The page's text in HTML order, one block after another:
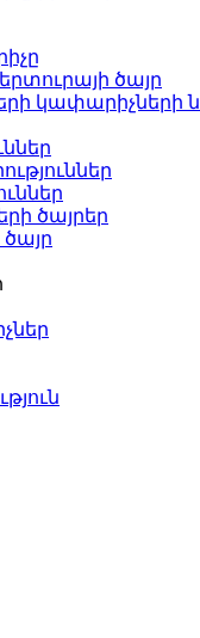
ծայր
կափարիչների
ծայրեր